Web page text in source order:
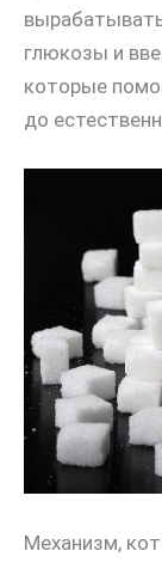
глюкозы и
которые
до
Механизм,